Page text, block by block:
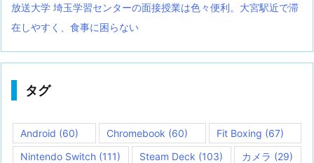
放送大学 埼玉学習センターの面接授業は色々便利。大宮駅近で滞
在しやすく、食事に困らない
タグ
Android (60) Chromebook (60) Fit Boxing (67)
Nintendo Switch (111) Steam Deck (103) カメラ (29)